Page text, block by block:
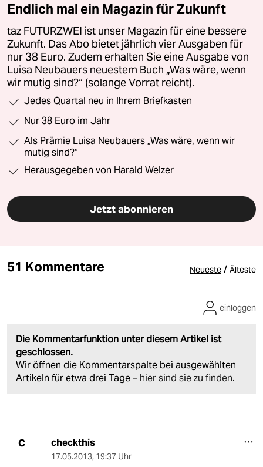
Endlich mal ein Magazin für Zukunft
taz FUTURZWEI ist unser Magazin für eine bessere
Zukunft. Das Abo bietet jährlich vier Ausgaben für
nur 38 Euro. Zudem erhalten Sie eine Ausgabe von
Luisa Neubauers neuestem Buch „Was wäre, wenn
wir mutig sind?“ (solange Vorrat reicht).
Jedes Quartal neu in Ihrem Briefkasten
Nur 38 Euro im Jahr
Als Prämie Luisa Neubauers „Was wäre, wenn wir
mutig sind?“
Herausgegeben von Harald Welzer
Jetzt abonnieren
51 Kommentare Neueste / Älteste
Die Kommentarfunktion unter diesem Artikel ist
geschlossen.
Wir öffnen die Kommentarspalte bei ausgewählten
Artikeln für etwa drei Tage – hier sind sie zu finden.
einloggen
C checkthis
17.05.2013, 19:37 Uhr